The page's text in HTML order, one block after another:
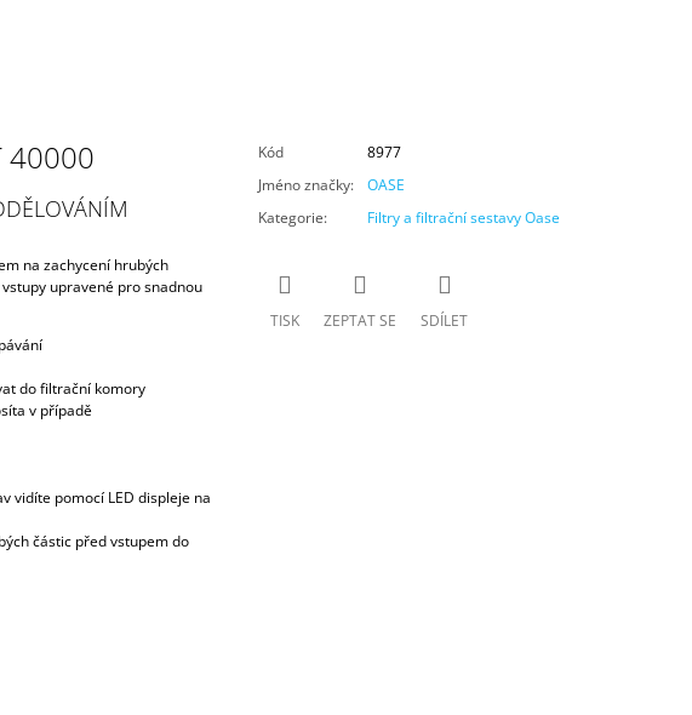
40000
na zachycení hrubých
upravené pro snadnou
do filtrační komory
v případě
vidíte pomocí LED displeje na
částic před vstupem do
Kód
8977
Jméno značky:
OASE
Kategorie: Filtry a filtrační sestavy Oase
TISK ZEPTAT SE SDÍLET